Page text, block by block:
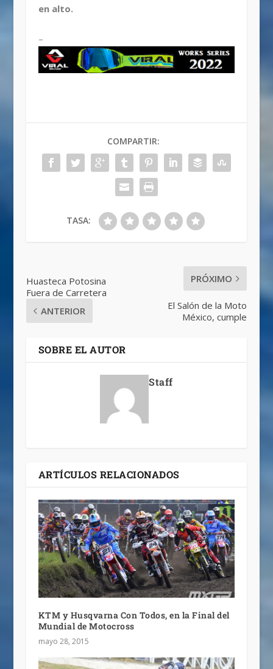
en alto.
–
COMPARTIR:
TASA:
Huasteca Potosina
Fuera de Carretera
ANTERIOR
PRÓXIMO
El Salón de la Moto
México, cumple
SOBRE EL AUTOR
Staff
ARTÍCULOS RELACIONADOS
KTM y Husqvarna Con Todos, en la Final del
Mundial de Motocross
mayo 28, 2015